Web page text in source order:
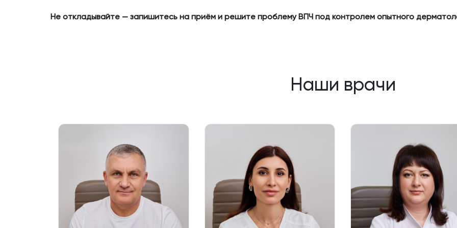
Не откладывайте — запишитесь на приём и решите проблему ВПЧ под контролем опытного
Наши врачи